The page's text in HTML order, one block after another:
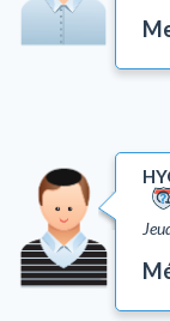
Comportement
Honorer ses
Tsniout (lois de
Yh'oud
Questions liées
Coutumes
Autre
Lois et